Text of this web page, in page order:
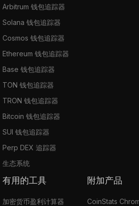
Arbitrum 钱包追踪器
Solana 钱包追踪器
Cosmos 钱包追踪器
Ethereum 钱包追踪器
Base 钱包追踪器
TON 钱包追踪器
TRON 钱包追踪器
Bitcoin 钱包追踪器
SUI 钱包追踪器
Perp DEX 追踪器
生态系统
有用的工具
加密货币盈利计算器
附加产品
CoinStats